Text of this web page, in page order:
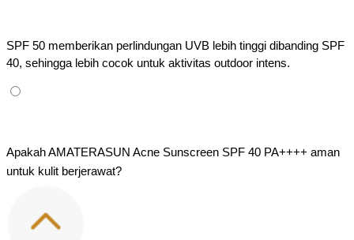
SPF 50 memberikan perlindungan UVB lebih tinggi dibanding SPF
40, sehingga lebih cocok untuk aktivitas outdoor intens.
Apakah AMATERASUN Acne Sunscreen SPF 40 PA++++ aman
untuk kulit berjerawat?